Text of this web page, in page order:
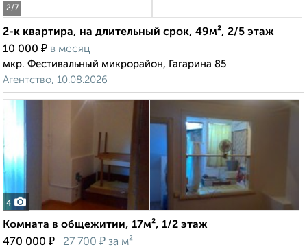
2/7
2-к квартира, на длительный срок, 49м², 2/5 этаж
10 000 ₽ в месяц
мкр. Фестивальный микрорайон, Гагарина 85
Агентство, 10.08.2026
4
Комната в общежитии, 17м², 1/2 этаж
470 000 ₽ 27 700 ₽ за м²